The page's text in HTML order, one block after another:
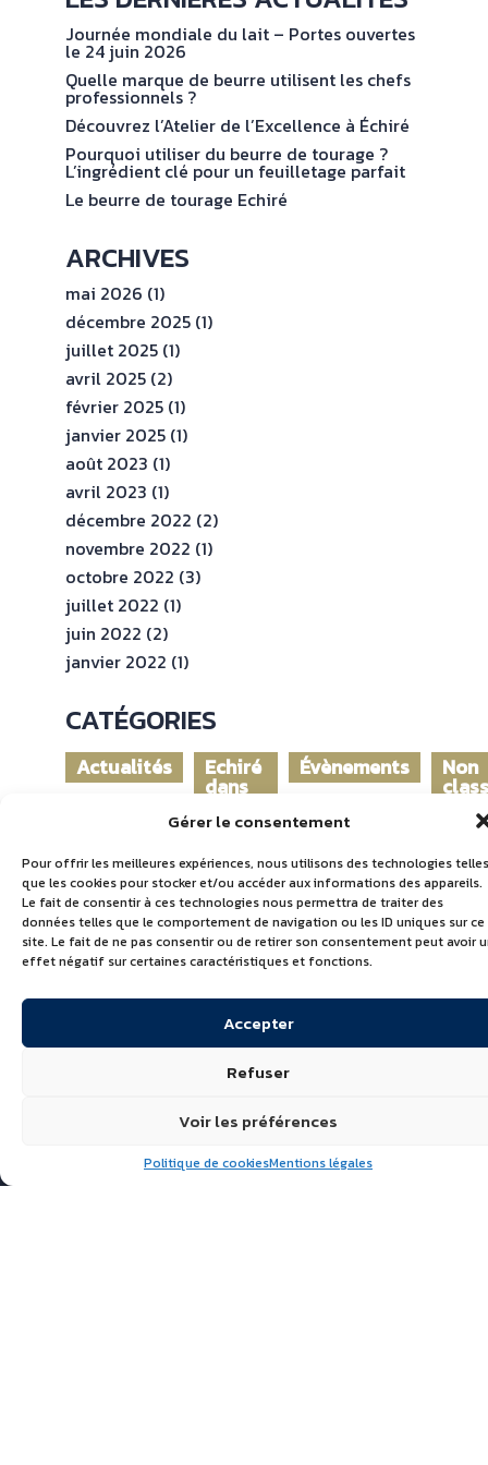
Gérer le consentement
Pour offrir les meilleures expériences, nous utilisons des technologies telles
que les cookies pour stocker et/ou accéder aux informations des appareils.
Le fait de consentir à ces technologies nous permettra de traiter des
données telles que le comportement de navigation ou les ID uniques sur ce
site. Le fait de ne pas consentir ou de retirer son consentement peut avoir
effet négatif sur certaines caractéristiques et fonctions.
Accepter
Refuser
Voir les préférences
Politique de cookiesMentions légales
NOS
ENGAGEMENTS
ESPACE
PROFESSIONNEL
CONTACT
Journée mondiale du lait – Portes ouvertes
le 24 juin 2026
Quelle marque de beurre utilisent les chefs
professionnels ?
Découvrez l’Atelier de l’Excellence à Échiré
Pourquoi utiliser du beurre de tourage ?
L’ingrédient clé pour un feuilletage parfait
Le beurre de tourage Echiré
ARCHIVES
mai 2026 (1)
décembre 2025 (1)
juillet 2025 (1)
avril 2025 (2)
février 2025 (1)
janvier 2025 (1)
août 2023 (1)
avril 2023 (1)
décembre 2022 (2)
novembre 2022 (1)
octobre 2022 (3)
juillet 2022 (1)
juin 2022 (2)
janvier 2022 (1)
CATÉGORIES
Actualités Echiré
dans
monde
Évènements Non